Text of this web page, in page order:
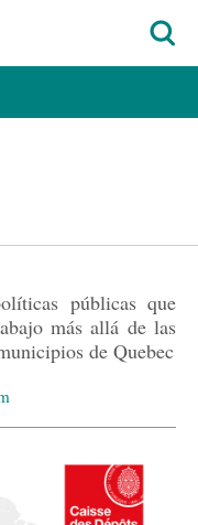
públicas que
más allá de las
de Quebec